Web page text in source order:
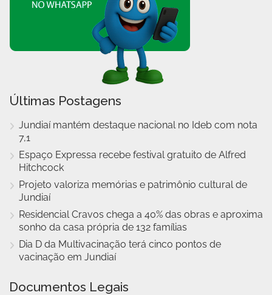
Últimas Postagens
Jundiaí mantém destaque nacional no Ideb com nota
7,1
Espaço Expressa recebe festival gratuito de Alfred
Hitchcock
Projeto valoriza memórias e patrimônio cultural de
Jundiaí
Residencial Cravos chega a 40% das obras e aproxima
sonho da casa própria de 132 famílias
Dia D da Multivacinação terá cinco pontos de
vacinação em Jundiaí
Documentos Legais